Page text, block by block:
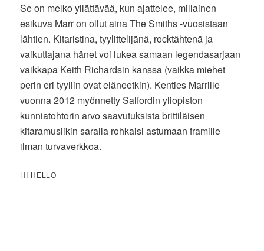
Se on melko yllättävää, kun ajattelee, millainen
esikuva Marr on ollut aina The Smiths -vuosistaan
lähtien. Kitaristina, tyylittelijänä, rocktähtenä ja
vaikuttajana hänet voi lukea samaan legendasarjaan
vaikkapa Keith Richardsin kanssa (vaikka miehet
perin eri tyyliin ovat eläneetkin). Kenties Marrille
vuonna 2012 myönnetty Salfordin yliopiston
kunniatohtorin arvo saavutuksista brittiläisen
kitaramusiikin saralla rohkaisi astumaan framille
ilman turvaverkkoa.
HI HELLO